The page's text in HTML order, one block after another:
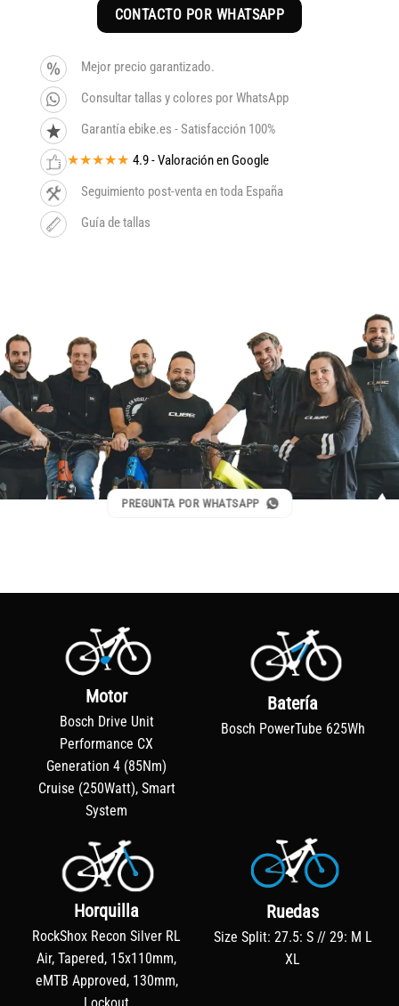
CONTACTO POR WHATSAPP
Mejor precio garantizado.
Consultar tallas y colores por WhatsApp
Garantía ebike.es - Satisfacción 100%
★★★★★ 4.9 - Valoración en Google
Seguimiento post-venta en toda España
Guía de tallas
PREGUNTA POR WHATSAPP
Motor
Bosch Drive Unit
Performance CX
Generation 4 (85Nm)
Cruise (250Watt), Smart
System
Batería
Bosch PowerTube 625Wh
Horquilla
RockShox Recon Silver RL
Air, Tapered, 15x110mm,
eMTB Approved, 130mm,
Lockout
Ruedas
Size Split: 27.5: S // 29: M L
XL